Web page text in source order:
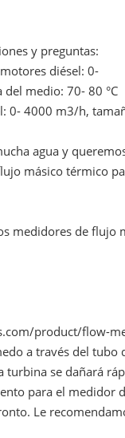
y preguntas:
diésel: 0-
medio: 70- 80 °C
0- 4000 m3/h,
agua y
másico térmico
medidores de
product/flow-
a través del
se dañará
para el medidor
Le